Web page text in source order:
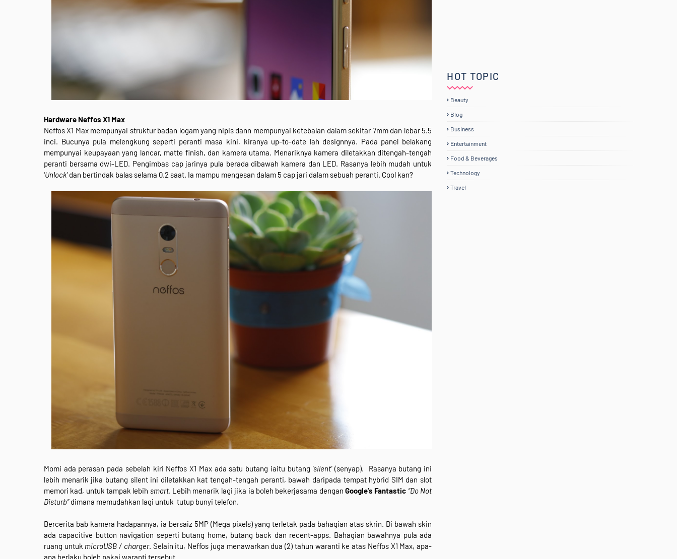
Hardware Neffos X1 Max
Neffos X1 Max mempunyai struktur badan logam yang nipis dann mempunyai ketebalan dalam sekitar 7mm dan lebar 5.5
inci. Bucunya pula melengkung seperti peranti masa kini, kiranya up-to-date lah designnya. Pada panel belakang
mempunyai keupayaan yang lancar, matte finish, dan kamera utama. Menariknya kamera diletakkan ditengah-tengah
peranti bersama dwi-LED. Pengimbas cap jarinya pula berada dibawah kamera dan LED. Rasanya lebih mudah untuk
'Unlock'dan bertindak balas selama 0.2 saat. Ia mampu mengesan dalam 5 cap jari dalam sebuah peranti. Cool kan?
Momi ada perasan pada sebelah kiri Neffos X1 Max ada satu butang iaitu butang 'silent'(senyap). Rasanya butang ini
lebih menarik jika butang silent ini diletakkan kat tengah-tengah peranti, bawah daripada tempat hybrid SIM dan slot
memori kad, untuk tampak lebih smart. Lebih menarik lagi jika ia boleh bekerjasama dengan Google’s Fantastic “Do Not
Disturb”dimana memudahkan lagi untuk tutup bunyi telefon.
Bercerita bab kamera hadapannya, ia bersaiz 5MP (Mega pixels) yang terletak pada bahagian atas skrin. Di bawah skin
ada capacitive button navigation seperti butang home, butang back dan recent-apps. Bahagian bawahnya pula ada
ruang untuk microUSB / charger. Selain itu, Neffos juga menawarkan dua (2) tahun waranti ke atas Neffos X1 Max, apa-
apa berlaku boleh pakai waranti tersebut.
HOT TOPIC
Beauty
Blog
Business
Entertainment
Food & Beverages
Technology
Travel